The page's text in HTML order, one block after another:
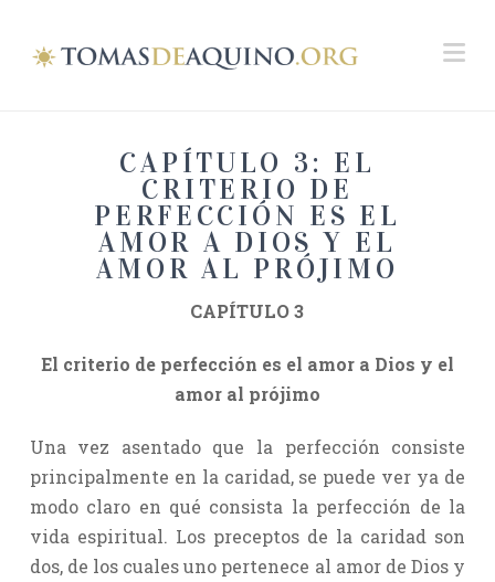
CAPÍTULO 3: EL
CRITERIO DE
PERFECCIÓN ES EL
AMOR A DIOS Y EL
AMOR AL PRÓJIMO
CAPÍTULO 3
El criterio de perfección es el amor a Dios y el
amor al prójimo
Una vez asentado que la perfección consiste
principalmente en la caridad, se puede ver ya de
modo claro en qué consista la perfección de la
vida espiritual. Los preceptos de la caridad son
dos, de los cuales uno pertenece al amor de Dios y